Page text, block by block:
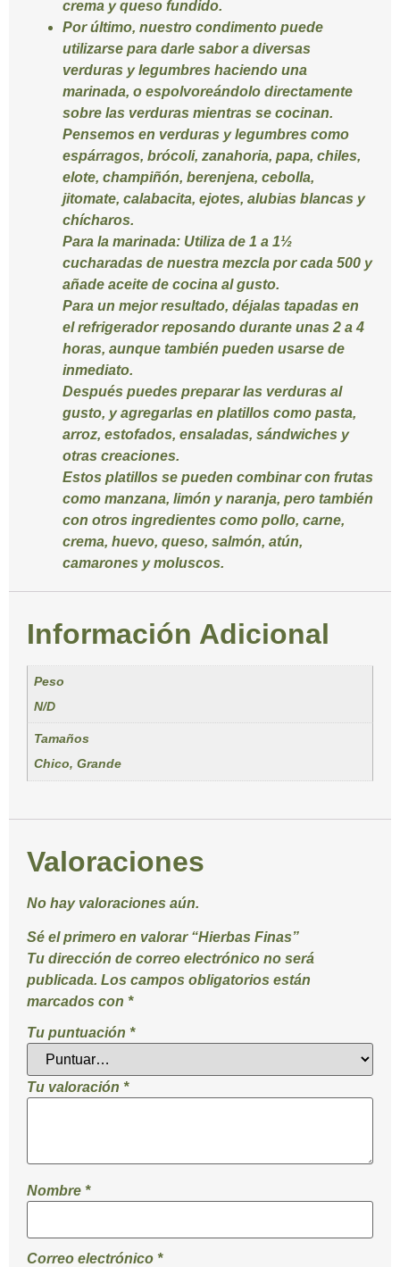
crema y queso fundido.
Por último, nuestro condimento puede
utilizarse para darle sabor a diversas
verduras y legumbres haciendo una
marinada, o espolvoreándolo directamente
sobre las verduras mientras se cocinan.
Pensemos en verduras y legumbres como
espárragos, brócoli, zanahoria, papa, chiles,
elote, champiñón, berenjena, cebolla,
jitomate, calabacita, ejotes, alubias blancas y
chícharos.
Para la marinada: Utiliza de 1 a 1½
cucharadas de nuestra mezcla por cada 500 y
añade aceite de cocina al gusto.
Para un mejor resultado, déjalas tapadas en
el refrigerador reposando durante unas 2 a 4
horas, aunque también pueden usarse de
inmediato.
Después puedes preparar las verduras al
gusto, y agregarlas en platillos como pasta,
arroz, estofados, ensaladas, sándwiches y
otras creaciones.
Estos platillos se pueden combinar con frutas
como manzana, limón y naranja, pero también
con otros ingredientes como pollo, carne,
crema, huevo, queso, salmón, atún,
camarones y moluscos.
Información Adicional
Peso
N/D
Tamaños
Chico, Grande
Valoraciones
No hay valoraciones aún.
Sé el primero en valorar “Hierbas Finas”
Tu dirección de correo electrónico no será
publicada. Los campos obligatorios están
marcados con *
Tu puntuación *
Tu valoración *
Nombre *
Correo electrónico *